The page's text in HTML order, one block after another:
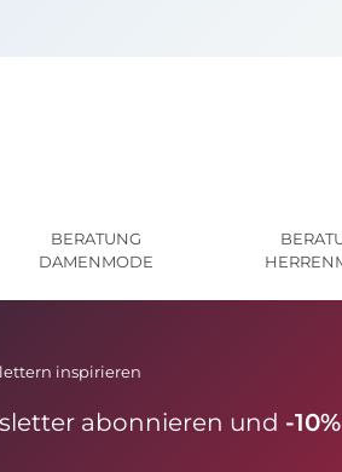
BERATUNG
DAMENMODE
inspirieren
abonnieren und -